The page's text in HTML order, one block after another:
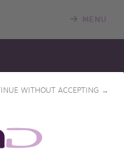
WITHOUT ACCEPTING →
MENU
notre salle de
programmes.
à notre catalogue